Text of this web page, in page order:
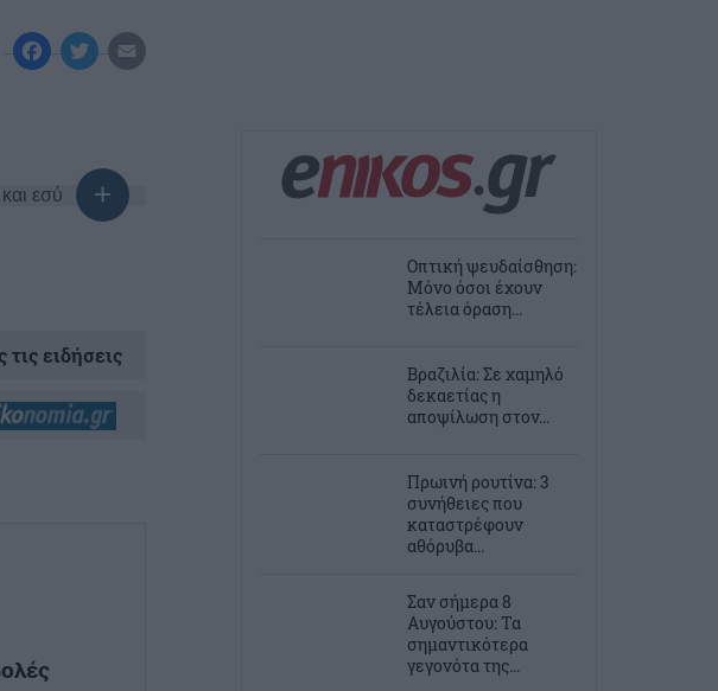
εσύ
ειδήσεις
Οπτική ψευδαίσθηση:
Μόνο όσοι έχουν
τέλεια όραση...
Βραζιλία: Σε χαμηλό
δεκαετίας η
αποψίλωση στον...
Πρωινή ρουτίνα: 3
συνήθειες που
καταστρέφουν
αθόρυβα...
Σαν σήμερα 8
Αυγούστου: Τα
σημαντικότερα
γεγονότα της...